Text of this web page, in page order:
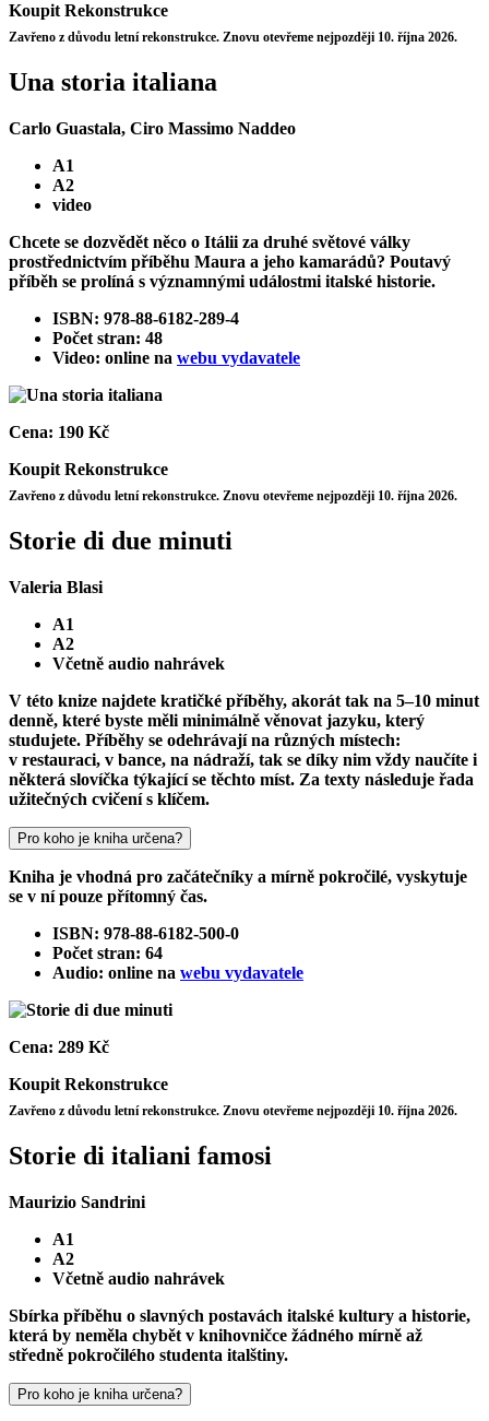
KoupitRekonstrukce
Zavřeno z důvodu letní rekonstrukce. Znovu otevřeme nejpozději 10. října 2026.
Una storia italiana
Carlo Guastala, Ciro Massimo Naddeo
A1
A2
video
Chcete se dozvědět něco o Itálii za druhé světové války
prostřednictvím příběhu Maura a jeho kamarádů? Poutavý
příběh se prolíná s významnými událostmi italské historie.
ISBN: 978-88-6182-289-4
Počet stran: 48
Video: online na webu vydavatele
Cena: 190 Kč
Koupit Rekonstrukce
Zavřeno z důvodu letní rekonstrukce. Znovu otevřeme nejpozději 10. října 2026.
Storie di due minuti
Valeria Blasi
A1
A2
Včetně audio nahrávek
V této knize najdete kratičké příběhy, akorát tak na 5–10 minut
denně, které byste měli minimálně věnovat jazyku, který
studujete. Příběhy se odehrávají na různých místech:
v restauraci, v bance, na nádraží, tak se díky nim vždy naučíte i
některá slovíčka týkající se těchto míst. Za texty následuje řada
užitečných cvičení s klíčem.
Pro koho je kniha určena?
Kniha je vhodná pro začátečníky a mírně pokročilé, vyskytuje
se v ní pouze přítomný čas.
ISBN: 978-88-6182-500-0
Počet stran: 64
Audio: online na webu vydavatele
Cena: 289 Kč
Koupit Rekonstrukce
Zavřeno z důvodu letní rekonstrukce. Znovu otevřeme nejpozději 10. října 2026.
Storie di italiani famosi
Maurizio Sandrini
A1
A2
Včetně audio nahrávek
Sbírka příběhu o slavných postavách italské kultury a historie,
která by neměla chybět v knihovničce žádného mírně až
středně pokročilého studenta italštiny.
Pro koho je kniha určena?